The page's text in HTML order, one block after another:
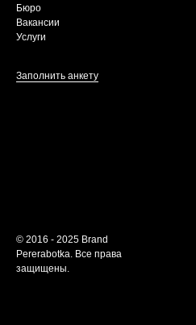
Бюро
Вакансии
Услуги
Заполнить анкету
© 2016 - 2025 Brand
Pererabotka. Все права
защищены.